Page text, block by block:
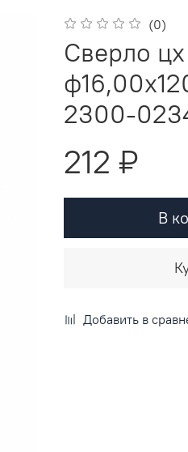
(0)
Сверло
2300-
212 ₽
В
Добавить в